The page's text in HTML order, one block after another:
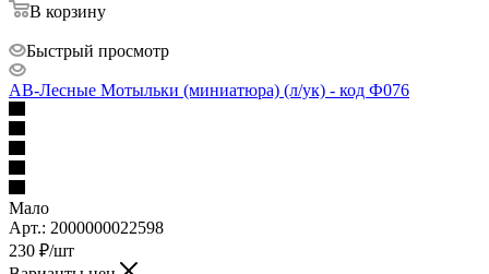
В корзину
Быстрый просмотр
АВ-Лесные Мотыльки (миниатюра) (л/ук) - код Ф076
Мало
Арт.: 2000000022598
230 ₽/шт